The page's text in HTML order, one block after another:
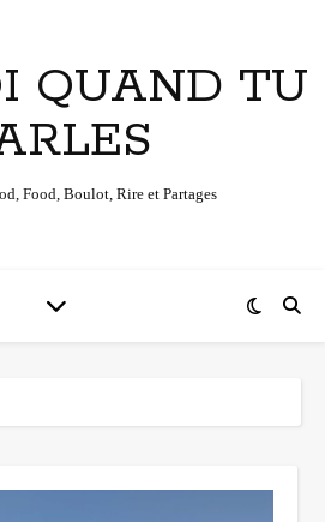
QUAND TU
Food, Boulot, Rire et Partages